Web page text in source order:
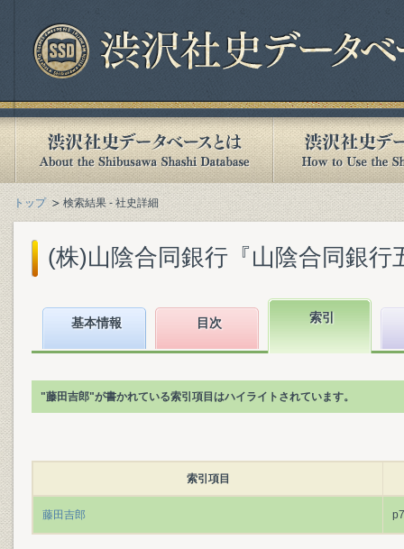
トップ 検索結果 - 社史詳細
(株)山陰合同銀行『山陰合同銀行
基本情報 目次 索引
"藤田吉郎"が書かれている索引項目はハイライトされています。
索引項目
藤田吉郎